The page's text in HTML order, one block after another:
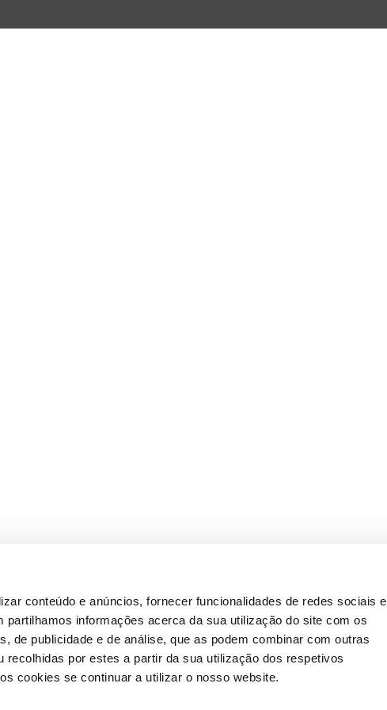
conteúdo e anúncios, fornecer funcionalidades de redes sociais e
partilhamos informações acerca da sua utilização do site com os
de publicidade e de análise, que as podem combinar com outras
recolhidas por estes a partir da sua utilização dos respetivos
cookies se continuar a utilizar o nosso website.